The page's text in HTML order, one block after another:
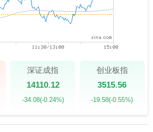
深证成指
14110.12
-34.08(-0.24%)
创业板指
3515.56
-19.58(-0.55%)